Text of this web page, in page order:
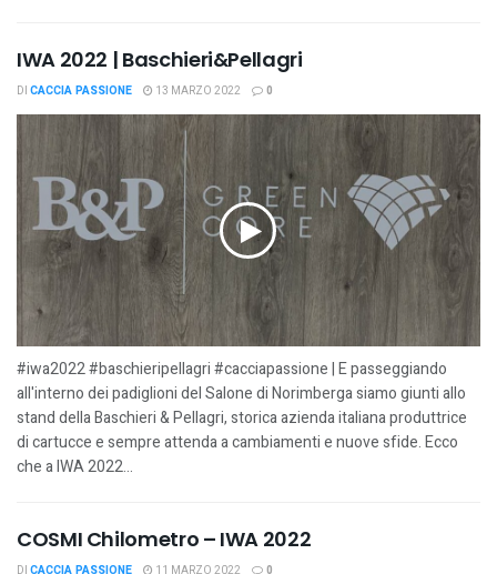
IWA 2022 | Baschieri&Pellagri
DI CACCIA PASSIONE 13 MARZO 2022 0
#iwa2022 #baschieripellagri #cacciapassione | E passeggiando
all'interno dei padiglioni del Salone di Norimberga siamo giunti allo
stand della Baschieri & Pellagri, storica azienda italiana produttrice
di cartucce e sempre attenda a cambiamenti e nuove sfide. Ecco
che a IWA 2022...
COSMI Chilometro – IWA 2022
DI CACCIA PASSIONE 11 MARZO 2022 0